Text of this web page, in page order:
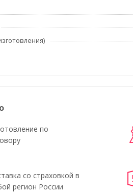
по
со страховкой в
регион России